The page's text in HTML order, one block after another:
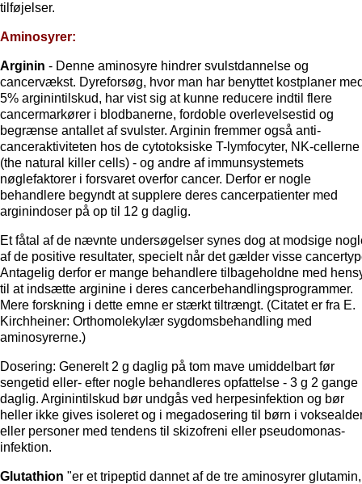
tilføjelser.
Aminosyrer:
Arginin - Denne aminosyre hindrer svulstdannelse og
cancervækst. Dyreforsøg, hvor man har benyttet kostplaner
5% arginintilskud, har vist sig at kunne reducere indtil flere
cancermarkører i blodbanerne, fordoble overlevelsestid og
begrænse antallet af svulster. Arginin fremmer også anti-
canceraktiviteten hos de cytotoksiske T-lymfocyter, NK-cellerne
(the natural killer cells) - og andre af immunsystemets
nøglefaktorer i forsvaret overfor cancer. Derfor er nogle
behandlere begyndt at supplere deres cancerpatienter med
arginindoser på op til 12 g daglig.
Et fåtal af de nævnte undersøgelser synes dog at modsige
af de positive resultater, specielt når det gælder visse
Antagelig derfor er mange behandlere tilbageholdne med
til at indsætte arginine i deres cancerbehandlingsprogrammer.
Mere forskning i dette emne er stærkt tiltrængt. (Citatet er fra E.
Kirchheiner: Orthomolekylær sygdomsbehandling med
aminosyrerne.)
Dosering: Generelt 2 g daglig på tom mave umiddelbart før
sengetid eller- efter nogle behandleres opfattelse - 3 g 2 gange
daglig. Arginintilskud bør undgås ved herpesinfektion og bør
heller ikke gives isoleret og i megadosering til børn i
eller personer med tendens til skizofreni eller pseudomonas-
infektion.
Glutathion "er et tripeptid dannet af de tre aminosyrer glutamin,